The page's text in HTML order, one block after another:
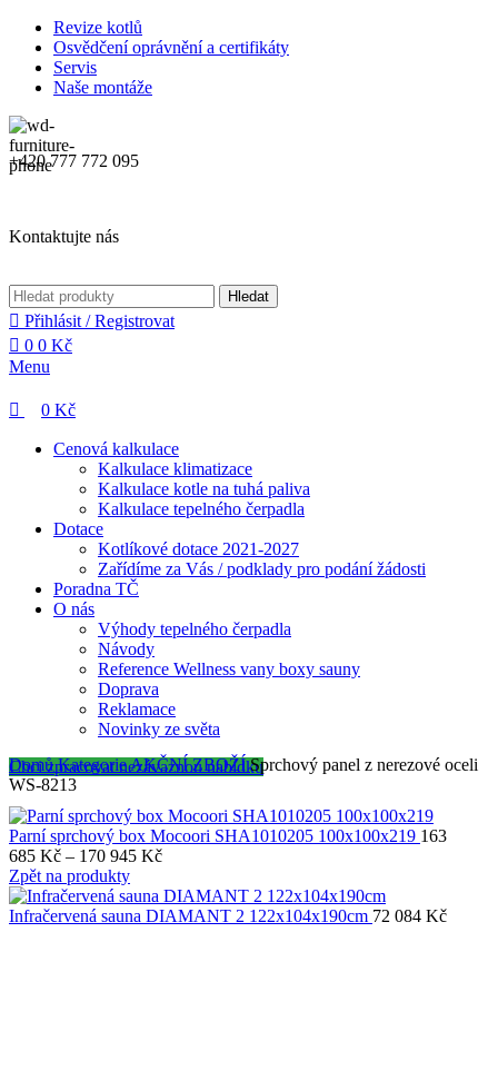
Revize kotlů
Osvědčení oprávnění a certifikáty
Servis
Naše montáže
+420 777 772 095
Kontaktujte nás
Hledat
Přihlásit / Registrovat
0 0 Kč
Menu
0 Kč
Cenová kalkulace
Kalkulace klimatizace
Kalkulace kotle na tuhá paliva
Kalkulace tepelného čerpadla
Dotace
Kotlíkové dotace 2021-2027
Zařídíme za Vás / podklady pro podání žádosti
Poradna TČ
O nás
Výhody tepelného čerpadla
Návody
Reference Wellness vany boxy sauny
Doprava
Reklamace
Novinky ze světa
Chci zpracovat nezávaznou nabídku
DomůKategorieAKČNÍ ZBOŽÍSprchový panel z nerezové oceli
WS-8213
Parní sprchový box Mocoori SHA1010205 100x100x219 163
685 Kč – 170 945 KčRozpětí
163
685 Kč
Zpět na produkty
Infračervená sauna DIAMANT 2 122x104x190cm 72 084 Kč